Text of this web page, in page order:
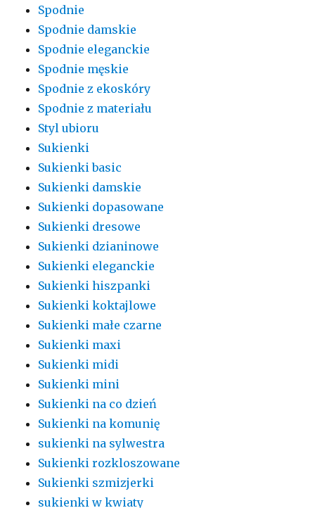
Spodnie
Spodnie damskie
Spodnie eleganckie
Spodnie męskie
Spodnie z ekoskóry
Spodnie z materiału
Styl ubioru
Sukienki
Sukienki basic
Sukienki damskie
Sukienki dopasowane
Sukienki dresowe
Sukienki dzianinowe
Sukienki eleganckie
Sukienki hiszpanki
Sukienki koktajlowe
Sukienki małe czarne
Sukienki maxi
Sukienki midi
Sukienki mini
Sukienki na co dzień
Sukienki na komunię
sukienki na sylwestra
Sukienki rozkloszowane
Sukienki szmizjerki
sukienki w kwiaty